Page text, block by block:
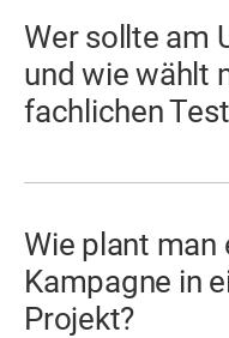
Wer sollte am
und wie wählt
fachlichen
Wie plant man
Kampagne in
Projekt?